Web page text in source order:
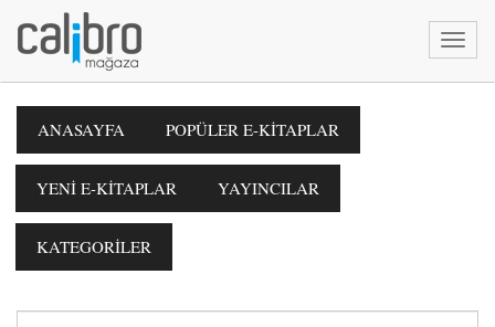
ANASAYFA POPÜLER E-KİTAPLAR
YENİ E-KİTAPLAR YAYINCILAR
KATEGORİLER